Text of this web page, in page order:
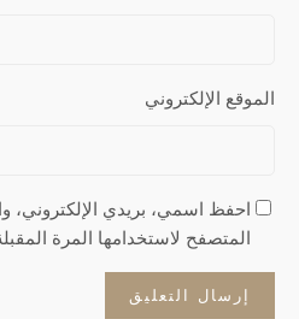
الموقع الإلكتروني
احفظ اسمي، بريدي الإلكتروني،
المتصفح لاستخدامها المرة